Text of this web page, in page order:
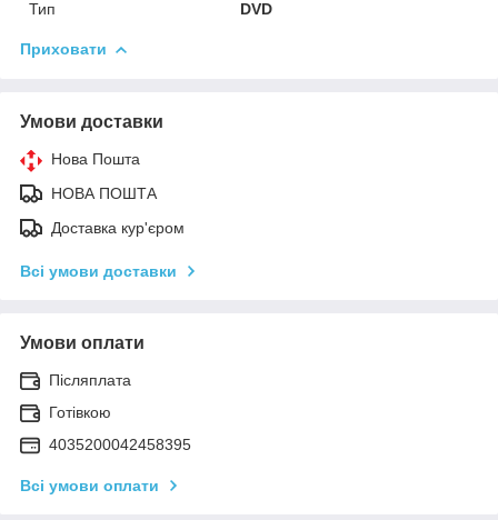
Тип
DVD
Приховати
Умови доставки
Нова Пошта
НОВА ПОШТА
Доставка кур'єром
Всі умови доставки
Умови оплати
Післяплата
Готівкою
4035200042458395
Всі умови оплати